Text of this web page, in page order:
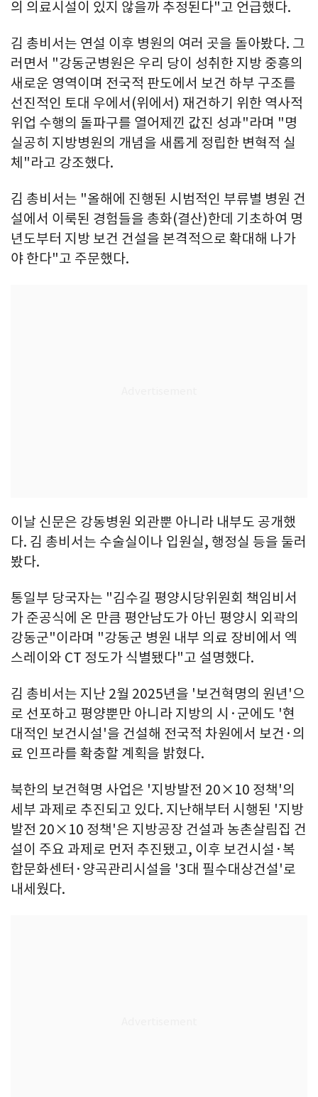
의 의료시설이 있지 않을까 추정된다"고 언급했다.
김 총비서는 연설 이후 병원의 여러 곳을 돌아봤다. 그
러면서 "강동군병원은 우리 당이 성취한 지방 중흥의
새로운 영역이며 전국적 판도에서 보건 하부 구조를
선진적인 토대 우에서(위에서) 재건하기 위한 역사적
위업 수행의 돌파구를 열어제낀 값진 성과"라며 "명
실공히 지방병원의 개념을 새롭게 정립한 변혁적 실
체"라고 강조했다.
김 총비서는 "올해에 진행된 시범적인 부류별 병원 건
설에서 이룩된 경험들을 총화(결산)한데 기초하여 명
년도부터 지방 보건 건설을 본격적으로 확대해 나가
야 한다"고 주문했다.
이날 신문은 강동병원 외관뿐 아니라 내부도 공개했
다. 김 총비서는 수술실이나 입원실, 행정실 등을 둘러
봤다.
통일부 당국자는 "김수길 평양시당위원회 책임비서
가 준공식에 온 만큼 평안남도가 아닌 평양시 외곽의
강동군"이라며 "강동군 병원 내부 의료 장비에서 엑
스레이와 CT 정도가 식별됐다"고 설명했다.
김 총비서는 지난 2월 2025년을 '보건혁명의 원년'으
로 선포하고 평양뿐만 아니라 지방의 시·군에도 '현
대적인 보건시설'을 건설해 전국적 차원에서 보건·의
료 인프라를 확충할 계획을 밝혔다.
북한의 보건혁명 사업은 '지방발전 20×10 정책'의
세부 과제로 추진되고 있다. 지난해부터 시행된 '지방
발전 20×10 정책'은 지방공장 건설과 농촌살림집 건
설이 주요 과제로 먼저 추진됐고, 이후 보건시설·복
합문화센터·양곡관리시설을 '3대 필수대상건설'로
내세웠다.